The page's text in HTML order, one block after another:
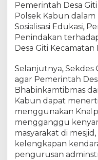
k
o
Pemerintah Desa
Polsek Kabun
Sosialisasi Edukasi,
Penindakan
Desa Giti Kecamatan
Selanjutnya, Sekdes
agar Pemerintah
Bhabinkamtibmas
Kabun dapat
menggunakan
mengganggu
masyarakat di mesjid,
kelengkapan
pengurusan